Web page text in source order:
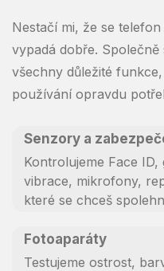
Nestačí mi, že se
vypadá dobře.
všechny důležité
používání opravdu
Senzory a
Kontrolujeme Face
vibrace, mikrofony,
které se chceš
Fotoaparáty
Testujeme ostrost,